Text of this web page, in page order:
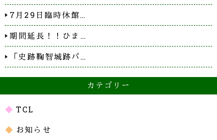
7月29日臨時休館…
期間延長！！ひま…
「史跡鞠智城跡パ…
カテゴリー
TCL
お知らせ